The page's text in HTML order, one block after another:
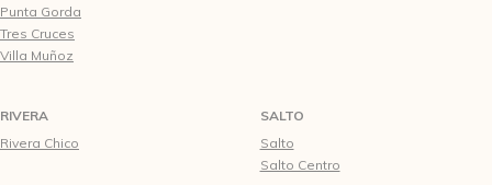
Punta Gorda
Tres Cruces
Villa Muñoz
RIVERA
Rivera Chico
SALTO
Salto
Salto Centro